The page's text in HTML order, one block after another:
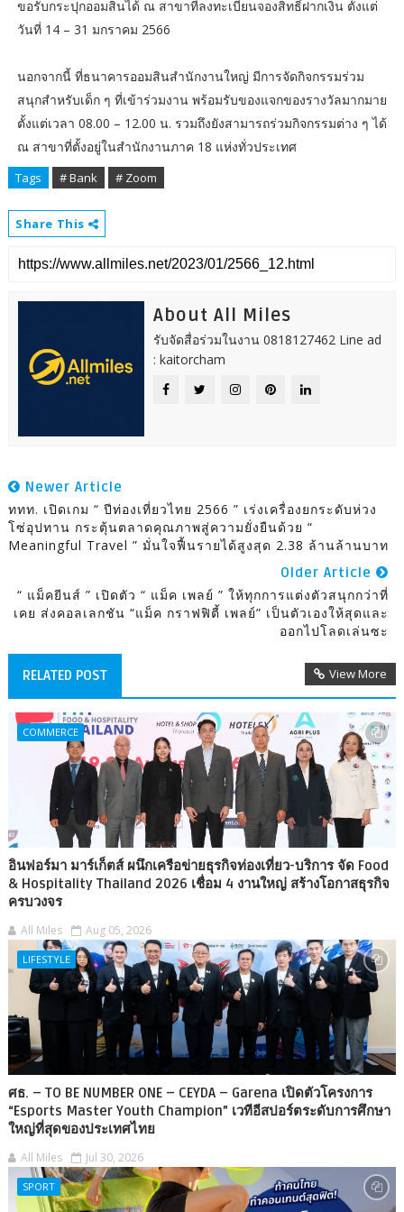
ขอรับกระปุกออมสินได้ ณ สาขาที่ลงทะเบียนจองสิทธิ์ฝากเงิน ตั้งแต่
วันที่ 14 – 31 มกราคม 2566
นอกจากนี้ ที่ธนาคารออมสินสำนักงานใหญ่ มีการจัดกิจกรรมร่วม
สนุกสำหรับเด็ก ๆ ที่เข้าร่วมงาน พร้อมรับของแจกของรางวัลมากมาย
ตั้งแต่เวลา 08.00 – 12.00 น. รวมถึงยังสามารถร่วมกิจกรรมต่าง ๆ ได้
ณ สาขาที่ตั้งอยู่ในสำนักงานภาค 18 แห่งทั่วประเทศ
Tags # Bank # Zoom
Share This
About All Miles
รับจัดสื่อร่วมในงาน 0818127462 Line ad
: kaitorcham
Newer Article
ททท. เปิดเกม “ ปีท่องเที่ยวไทย 2566 ” เร่งเครื่องยกระดับห่วง
โซ่อุปทาน กระตุ้นตลาดคุณภาพสู่ความยั่งยืนด้วย “
Meaningful Travel ” มั่นใจฟื้นรายได้สูงสุด 2.38 ล้านล้านบาท
Older Article
“ แม็คยีนส์ ” เปิดตัว “ แม็ค เพลย์ ” ให้ทุกการแต่งตัวสนุกกว่าที่
เคย ส่งคอลเลกชัน “แม็ค กราฟฟิตี้ เพลย์” เป็นตัวเองให้สุดและ
ออกไปโลดเล่นซะ
RELATED POST View More
COMMERCE
อินฟอร์มา มาร์เก็ตส์ ผนึกเครือข่ายธุรกิจท่องเที่ยว-บริการ จัด Food
& Hospitality Thailand 2026 เชื่อม 4 งานใหญ่ สร้างโอกาสธุรกิจ
ครบวงจร
All Miles Aug 05, 2026
LIFESTYLE
ศธ. – TO BE NUMBER ONE – CEYDA – Garena เปิดตัวโครงการ
“Esports Master Youth Champion” เวทีอีสปอร์ตระดับการศึกษา
ใหญ่ที่สุดของประเทศไทย
All Miles Jul 30, 2026
SPORT